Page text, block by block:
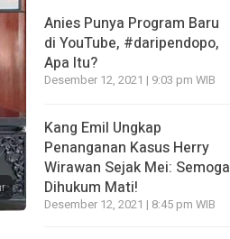
Anies Punya Program Baru
di YouTube, #daripendopo,
Apa Itu?
Desember 12, 2021 | 9:03 pm WIB
Kang Emil Ungkap
Penanganan Kasus Herry
Wirawan Sejak Mei: Semoga
Dihukum Mati!
Desember 12, 2021 | 8:45 pm WIB